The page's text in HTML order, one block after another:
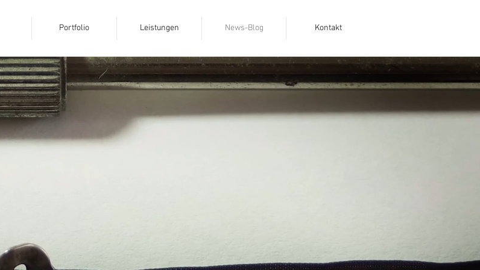
Portfolio Leistungen News-Blog Kontakt